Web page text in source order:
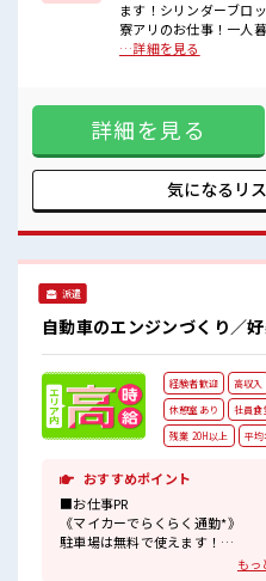
■職場の雰囲気
20代・30代の方カツヤク中★
さらに食堂もあります！
コンビニは職場の目の前にある
お昼ご飯に困らないですね♪
#ryo
ます！シリンダーブロ
寮アリのお仕事！一人暮
事PR 《寮があるお仕事
はじめてみたい方など
もあります◎ 《マイカ
使えます！ 車・バイク
イフスタイルに合わせ
日やすみ*》 前もって
ベートも充実しそう♪ ■職場の雰囲気 20代・30代の方カツヤ
シュできます◎ さらに
の前にあるのでらくち
…詳細を見る
詳細を見る
気になるリ
派遣
自動車のエンジンづくり／
経験者歓迎 高収入
休憩室あり
社員食
残業 20H以上
平均
おすすめポイント
■お仕事PR
《マイカーでらくらく通勤*》
駐車場は無料で使えます！
車・バイク・自転車・電車通勤もっ